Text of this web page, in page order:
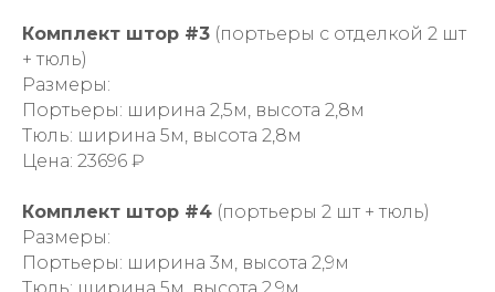
Комплект штор #3 (портьеры с отделкой 2 шт
+ тюль)
Размеры:
Портьеры: ширина 2,5м, высота 2,8м
Тюль: ширина 5м, высота 2,8м
Цена: 23696 ₽
Комплект штор #4 (портьеры 2 шт + тюль)
Размеры:
Портьеры: ширина 3м, высота 2,9м